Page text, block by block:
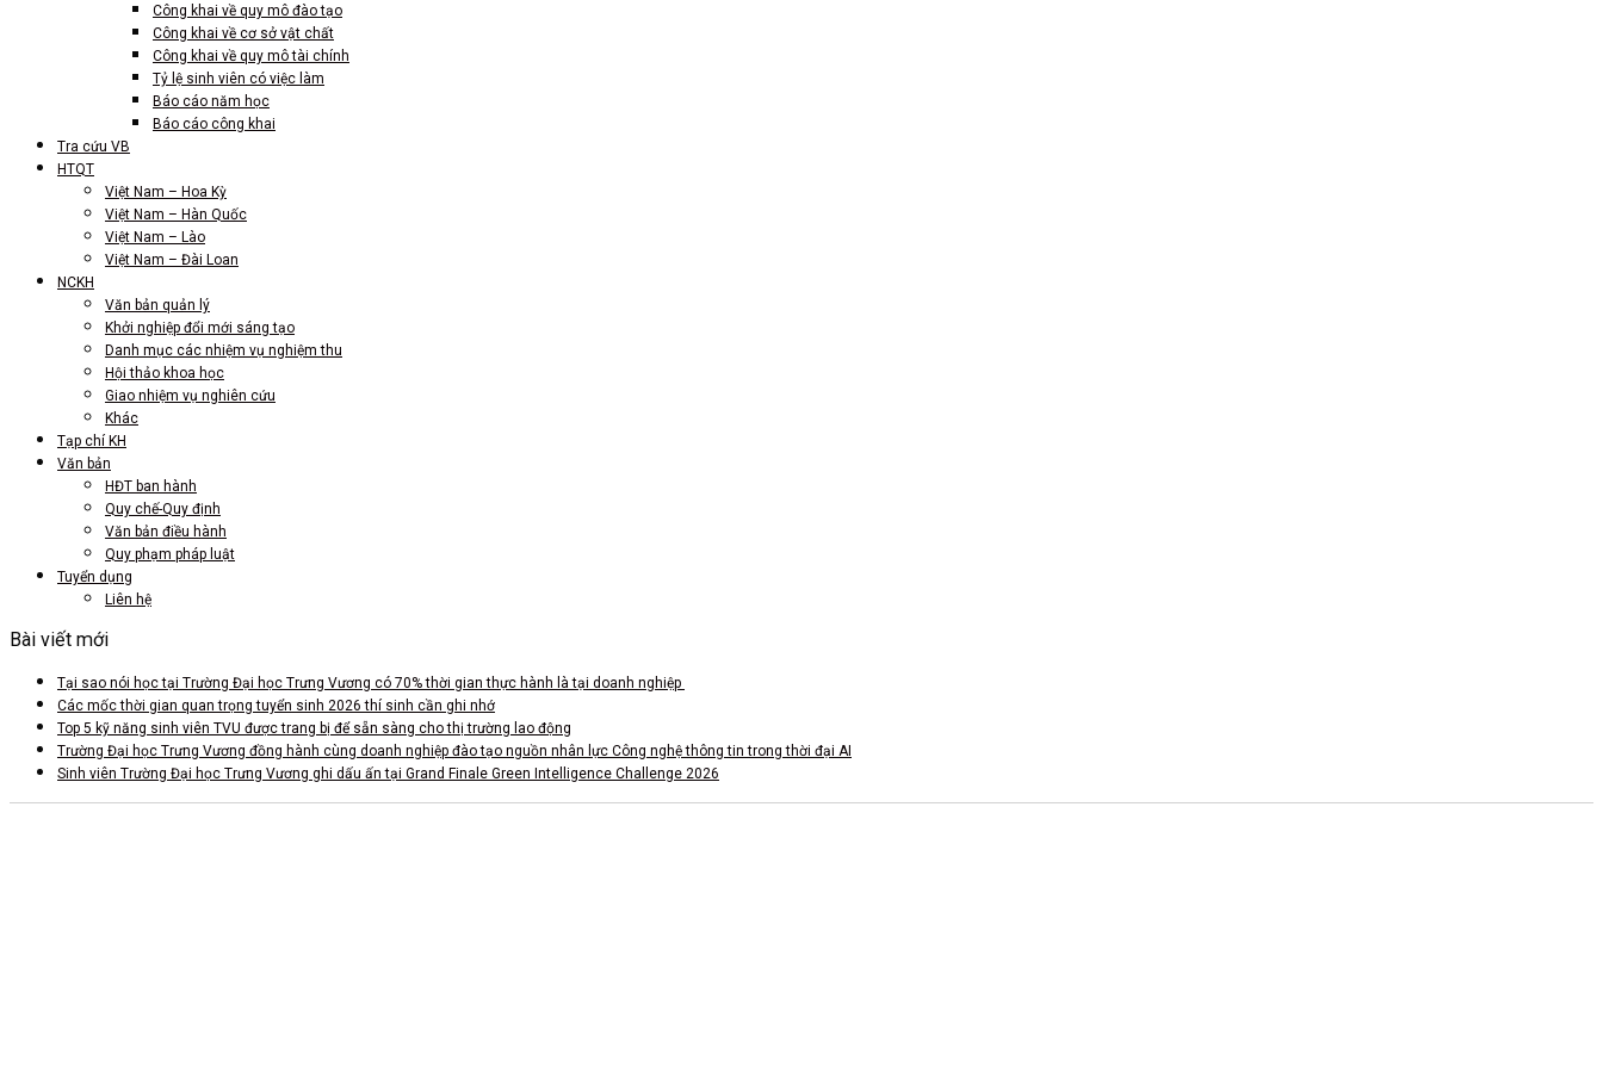
Công khai về quy mô đào tạo
Công khai về cơ sở vật chất
Công khai về quy mô tài chính
Tỷ lệ sinh viên có việc làm
Báo cáo năm học
Báo cáo công khai
Tra cứu VB
HTQT
Việt Nam – Hoa Kỳ
Việt Nam – Hàn Quốc
Việt Nam – Lào
Việt Nam – Đài Loan
NCKH
Văn bản quản lý
Khởi nghiệp đổi mới sáng tạo
Danh mục các nhiệm vụ nghiệm thu
Hội thảo khoa học
Giao nhiệm vụ nghiên cứu
Khác
Tạp chí KH
Văn bản
HĐT ban hành
Quy chế-Quy định
Văn bản điều hành
Quy phạm pháp luật
Tuyển dụng
Liên hệ
Bài viết mới
Tại sao nói học tại Trường Đại học Trưng Vương có 70% thời gian thực hành là tại doanh nghiệp
Các mốc thời gian quan trọng tuyển sinh 2026 thí sinh cần ghi nhớ
Top 5 kỹ năng sinh viên TVU được trang bị để sẵn sàng cho thị trường lao động
Trường Đại học Trưng Vương đồng hành cùng doanh nghiệp đào tạo nguồn nhân lực Công nghệ thông tin trong thời đại AI
Sinh viên Trường Đại học Trưng Vương ghi dấu ấn tại Grand Finale Green Intelligence Challenge 2026